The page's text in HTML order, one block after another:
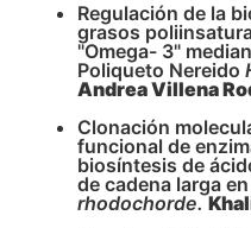
Regulación de la
grasos
"Omega- 3"
Poliqueto Nereido
Andrea Villena
Clonación
funcional de
biosíntesis de
de cadena larga en
rhodochorde.